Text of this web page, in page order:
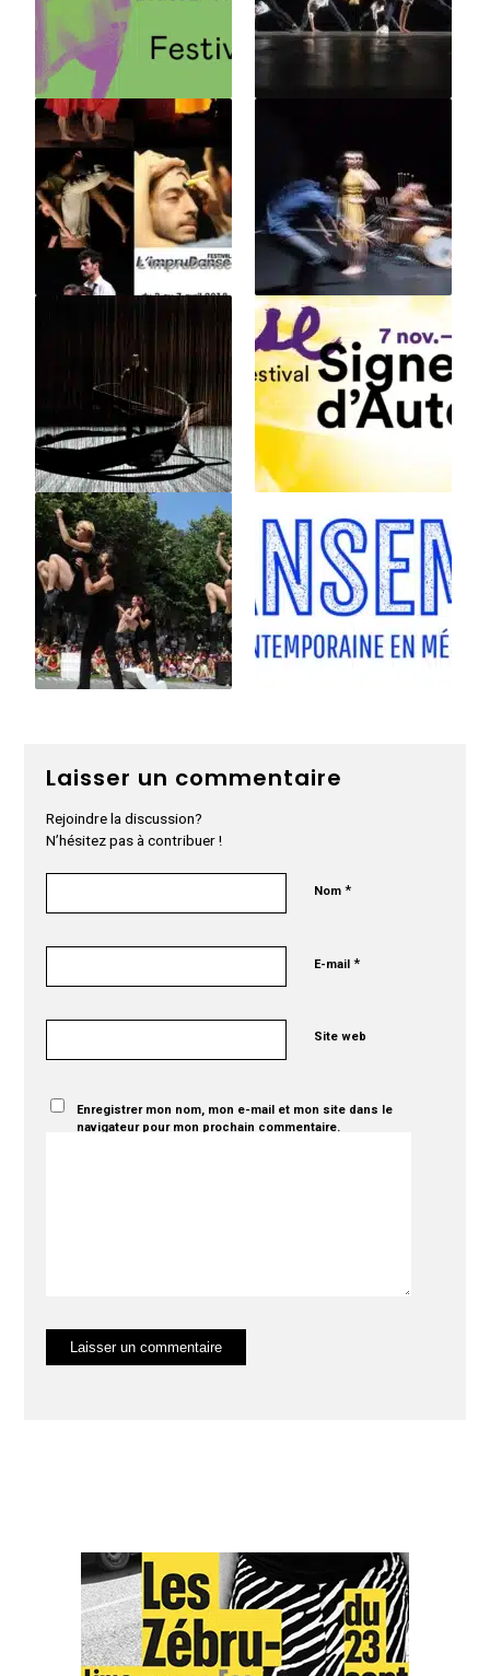
Laisser un commentaire
Rejoindre la discussion?
N’hésitez pas à contribuer !
Nom*
E-mail*
Site web
Enregistrer mon nom, mon e-mail et mon site dans le
navigateur pour mon prochain commentaire.